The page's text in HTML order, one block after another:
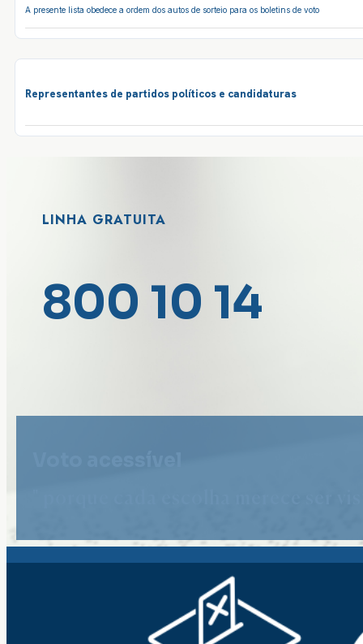
A presente lista obedece a ordem dos autos de sorteio para os boletins de voto
Representantes de partidos políticos e candidaturas
LINHA GRATUITA
800 10 14